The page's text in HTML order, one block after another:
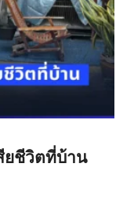
ยชีวิตที่บ้าน